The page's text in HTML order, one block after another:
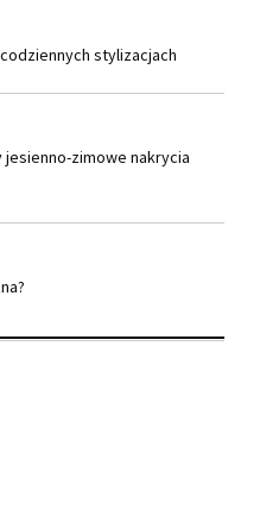
stylizacjach
jesienno-zimowe nakrycia